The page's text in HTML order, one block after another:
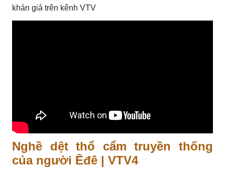
khán giả trên kênh VTV
Nghề dệt thổ cẩm truyền thống
của người Êđê | VTV4